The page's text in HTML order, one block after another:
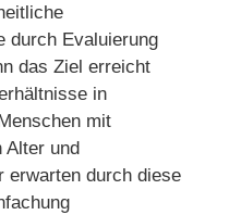
durch Evaluierung
das Ziel erreicht
in
mit
Alter und
erwarten durch diese